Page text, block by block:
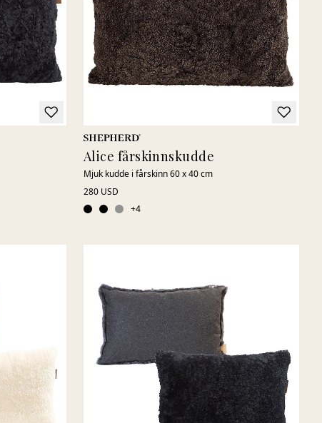
Alice fårskinnskudde
Mjuk kudde i fårskinn 60 x 40 cm
280 USD
+4